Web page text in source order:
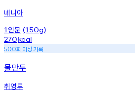
네니아
1 인분 (150g)
270kcal
500회 이상기록
물만두
취영루